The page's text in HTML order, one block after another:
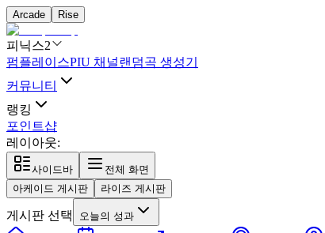
Arcade Rise
피닉스2
펌플레이스PIU 채널랜덤곡 생성기
커뮤니티
랭킹
포인트샵
레이아웃:
사이드바
전체 화면
아케이드 게시판
라이즈 게시판
게시판 선택 오늘의 성과